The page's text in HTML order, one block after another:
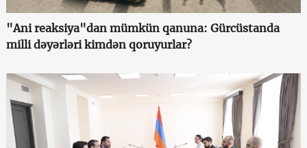
"Ani reaksiya"dan mümkün qanuna: Gürcüstanda
milli dəyərləri kimdən qoruyurlar?